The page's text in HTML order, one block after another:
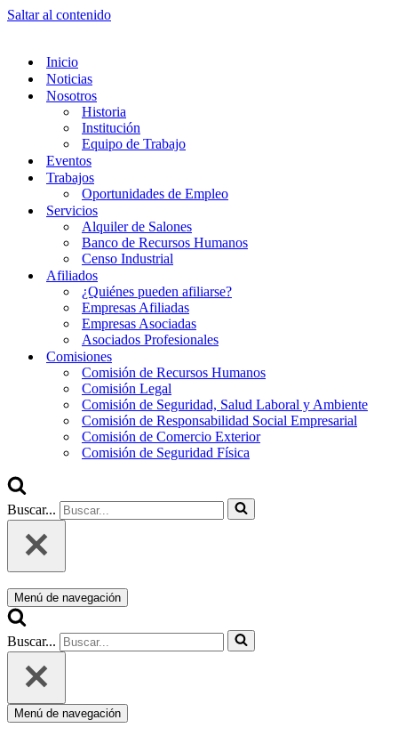
Saltar al contenido
Inicio
Noticias
Nosotros
Historia
Institución
Equipo de Trabajo
Eventos
Trabajos
Oportunidades de Empleo
Servicios
Alquiler de Salones
Banco de Recursos Humanos
Censo Industrial
Afiliados
¿Quiénes pueden afiliarse?
Empresas Afiliadas
Empresas Asociadas
Asociados Profesionales
Comisiones
Comisión de Recursos Humanos
Comisión Legal
Comisión de Seguridad, Salud Laboral y Ambiente
Comisión de Responsabilidad Social Empresarial
Comisión de Comercio Exterior
Comisión de Seguridad Física
Buscar...
Menú de navegación
Buscar...
Menú de navegación